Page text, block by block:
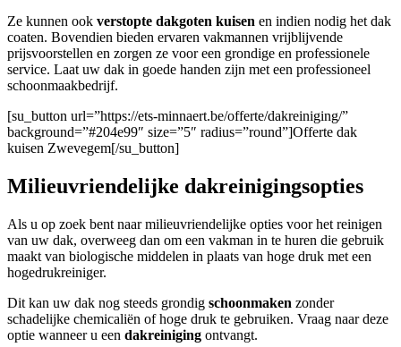
Ze kunnen ook verstopte dakgoten kuisen en indien nodig het dak
coaten. Bovendien bieden ervaren vakmannen vrijblijvende
prijsvoorstellen en zorgen ze voor een grondige en professionele
service. Laat uw dak in goede handen zijn met een professioneel
schoonmaakbedrijf.
[su_button url=”https://ets-minnaert.be/offerte/dakreiniging/”
background=”#204e99″ size=”5″ radius=”round”]Offerte dak
kuisen Zwevegem[/su_button]
Milieuvriendelijke dakreinigingsopties
Als u op zoek bent naar milieuvriendelijke opties voor het reinigen
van uw dak, overweeg dan om een vakman in te huren die gebruik
maakt van biologische middelen in plaats van hoge druk met een
hogedrukreiniger.
Dit kan uw dak nog steeds grondig schoonmaken zonder
schadelijke chemicaliën of hoge druk te gebruiken. Vraag naar deze
optie wanneer u een dakreiniging ontvangt.